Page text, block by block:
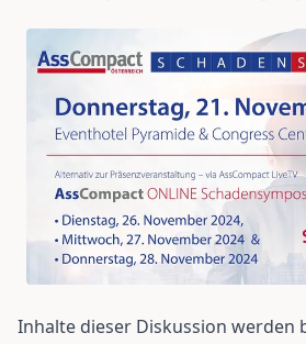
Inhalte dieser Diskussion werden